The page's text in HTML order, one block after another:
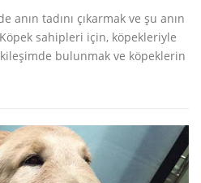
anın tadını çıkarmak ve şu anın
sahipleri için, köpekleriyle
bulunmak ve köpeklerin